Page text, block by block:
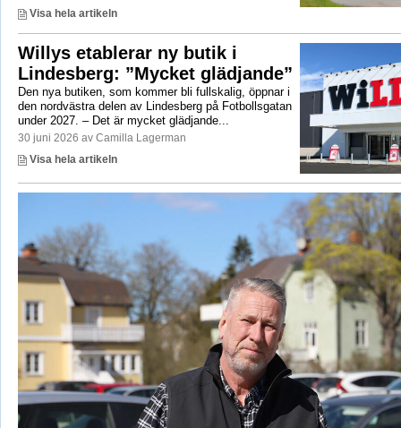
Visa hela artikeln
Willys etablerar ny butik i
Lindesberg: ”Mycket glädjande”
Den nya butiken, som kommer bli fullskalig, öppnar i
den nordvästra delen av Lindesberg på Fotbollsgatan
under 2027. – Det är mycket glädjande...
30 juni 2026 av Camilla Lagerman
Visa hela artikeln